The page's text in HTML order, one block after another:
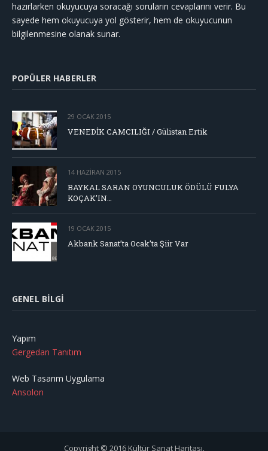
hazırlarken okuyucuya soracağı soruların cevaplarını verir. Bu
sayede hem okuyucuya yol gösterir, hem de okuyucunun
bilgilenmesine olanak sunar.
POPÜLER HABERLER
29 OCAK 2015
VENEDİK CAMCILIĞI / Gülistan Ertik
14 HAZIRAN 2015
BAYKAL SARAN OYUNCULUK ÖDÜLÜ FULYA
KOÇAK’IN…
19 OCAK 2015
Akbank Sanat’ta Ocak’ta Şiir Var
GENEL BILGI
Yapım
Gergedan Tanıtım
Web Tasarım Uygulama
Ansolon
Copyright © 2016 Kültür Sanat Haritası.